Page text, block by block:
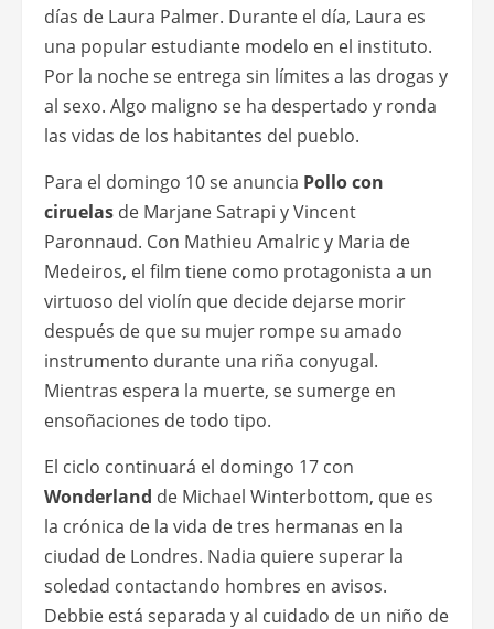
días de Laura Palmer. Durante el día, Laura es
una popular estudiante modelo en el instituto.
Por la noche se entrega sin límites a las drogas y
al sexo. Algo maligno se ha despertado y ronda
las vidas de los habitantes del pueblo.
Para el domingo 10 se anuncia Pollo con
ciruelas de Marjane Satrapi y Vincent
Paronnaud. Con Mathieu Amalric y Maria de
Medeiros, el film tiene como protagonista a un
virtuoso del violín que decide dejarse morir
después de que su mujer rompe su amado
instrumento durante una riña conyugal.
Mientras espera la muerte, se sumerge en
ensoñaciones de todo tipo.
El ciclo continuará el domingo 17 con
Wonderland de Michael Winterbottom, que es
la crónica de la vida de tres hermanas en la
ciudad de Londres. Nadia quiere superar la
soledad contactando hombres en avisos.
Debbie está separada y al cuidado de un niño de